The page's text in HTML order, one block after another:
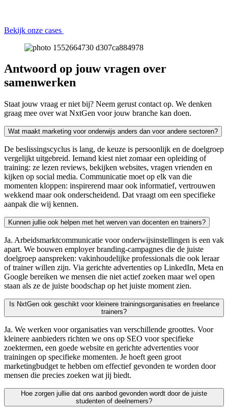
Bekijk onze cases
Antwoord op jouw vragen over
samenwerken
Staat jouw vraag er niet bij? Neem gerust contact op. We denken
graag mee over wat NxtGen voor jouw branche kan doen.
Wat maakt marketing voor onderwijs anders dan voor andere sectoren?
De beslissingscyclus is lang, de keuze is persoonlijk en de doelgroep
vergelijkt uitgebreid. Iemand kiest niet zomaar een opleiding of
training: ze lezen reviews, bekijken websites, vragen vrienden en
kijken op social media. Communicatie moet op elk van die
momenten kloppen: inspirerend maar ook informatief, vertrouwen
wekkend maar ook onderscheidend. Dat vraagt om een specifieke
aanpak die wij kennen.
Kunnen jullie ook helpen met het werven van docenten en trainers?
Ja. Arbeidsmarktcommunicatie voor onderwijsinstellingen is een vak
apart. We bouwen employer branding-campagnes die de juiste
doelgroep aanspreken: vakinhoudelijke professionals die ook leraar
of trainer willen zijn. Via gerichte advertenties op LinkedIn, Meta en
Google bereiken we mensen die niet actief zoeken maar wel open
staan als ze de juiste boodschap op het juiste moment zien.
Is NxtGen ook geschikt voor kleinere trainingsorganisaties en freelance
trainers?
Ja. We werken voor organisaties van verschillende groottes. Voor
kleinere aanbieders richten we ons op SEO voor specifieke
zoektermen, een goede website en gerichte advertenties voor
trainingen op specifieke momenten. Je hoeft geen groot
marketingbudget te hebben om effectief gevonden te worden door
mensen die precies zoeken wat jij biedt.
Hoe zorgen jullie dat ons aanbod gevonden wordt door de juiste
studenten of deelnemers?